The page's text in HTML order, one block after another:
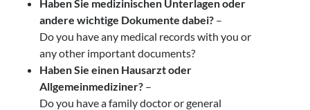
Haben Sie medizinischen Unterlagen oder
andere wichtige Dokumente dabei? –
Do you have any medical records with you or
any other important documents?
Haben Sie einen Hausarzt oder
Allgemeinmediziner? –
Do you have a family doctor or general